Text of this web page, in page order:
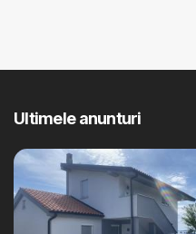
Ultimele anunturi